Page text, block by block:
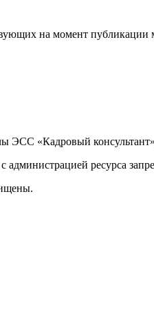
на момент публикации
ЭСС «Кадровый
администрацией ресурса